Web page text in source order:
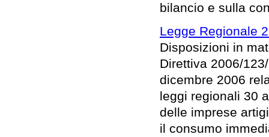
bilancio e sulla
Legge Regionale
Disposizioni in
Direttiva 2006/
dicembre 2006
leggi regionali 30
delle imprese
il consumo